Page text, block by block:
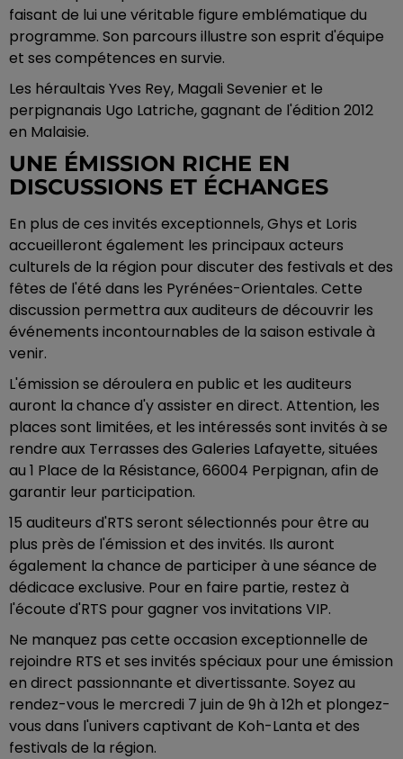
faisant de lui une véritable figure emblématique du
programme. Son parcours illustre son esprit d'équipe
et ses compétences en survie.
Les héraultais Yves Rey, Magali Sevenier et le
perpignanais Ugo Latriche, gagnant de l'édition 2012
en Malaisie.
UNE ÉMISSION RICHE EN
DISCUSSIONS ET ÉCHANGES
En plus de ces invités exceptionnels, Ghys et Loris
accueilleront également les principaux acteurs
culturels de la région pour discuter des festivals et des
fêtes de l'été dans les Pyrénées-Orientales. Cette
discussion permettra aux auditeurs de découvrir les
événements incontournables de la saison estivale à
venir.
L'émission se déroulera en public et les auditeurs
auront la chance d'y assister en direct. Attention, les
places sont limitées, et les intéressés sont invités à se
rendre aux Terrasses des Galeries Lafayette, situées
au 1 Place de la Résistance, 66004 Perpignan, afin de
garantir leur participation.
15 auditeurs d'RTS seront sélectionnés pour être au
plus près de l'émission et des invités. Ils auront
également la chance de participer à une séance de
dédicace exclusive. Pour en faire partie, restez à
l'écoute d'RTS pour gagner vos invitations VIP.
Ne manquez pas cette occasion exceptionnelle de
rejoindre RTS et ses invités spéciaux pour une émission
en direct passionnante et divertissante. Soyez au
rendez-vous le mercredi 7 juin de 9h à 12h et plongez-
vous dans l'univers captivant de Koh-Lanta et des
festivals de la région.